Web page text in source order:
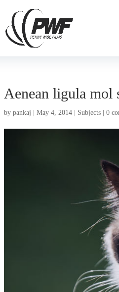
Aenean ligula mol
bypankaj |May 4, 2014 Subjects |0